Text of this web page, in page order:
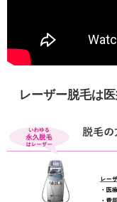
レーザー脱毛は